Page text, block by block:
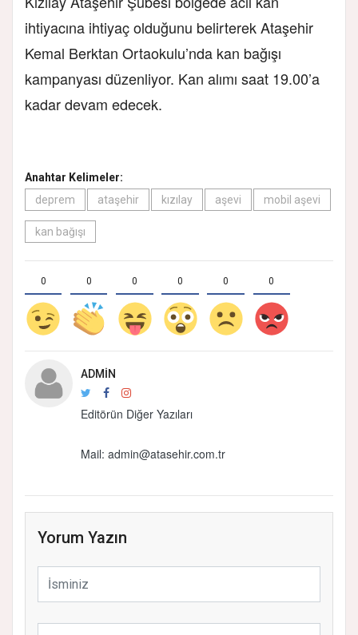
ihtiyacına ihtiyaç olduğunu belirterek Ataşehir
Kemal Berktan Ortaokulu’nda kan bağışı
kampanyası düzenliyor. Kan alımı saat 19.00’a
kadar devam edecek.
Anahtar Kelimeler:
deprem
ataşehir kızılay aşevi mobil aşevi
kan bağışı
0 0 0 0 0 0
ADMIN
Editörün Diğer Yazıları
Mail: admin@atasehir.com.tr
Yorum Yazın